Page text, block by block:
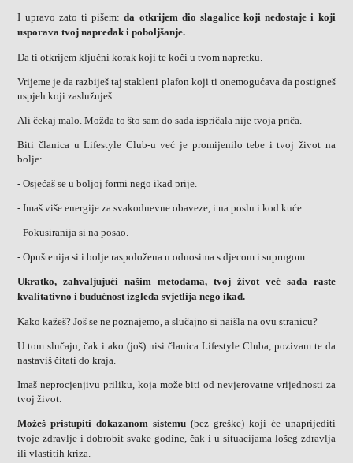
I upravo zato ti pišem:da otkrijem dio slagalice koji nedostaje i koji
usporava tvoj napredak i poboljšanje.
Da ti otkrijem ključni korak koji te koči u tvom napretku.
Vrijeme je da razbiješ taj stakleni plafon koji ti onemogućava da postigneš
uspjeh koji zaslužuješ.
Ali čekaj malo. Možda to što sam do sada ispričala nije tvoja priča.
Biti članica u Lifestyle Club-u već je promijenilo tebe i tvoj život na
bolje:
-Osjećaš se u boljoj formi nego ikad prije.
-Imaš više energije za svakodnevne obaveze, i na poslu i kod kuće.
- Fokusiranija si na posao.
-Opuštenija si i bolje raspoložena u odnosima s djecom i suprugom.
Ukratko, zahvaljujući našim metodama, tvoj život već sada raste
kvalitativno i budućnost izgleda svjetlija nego ikad.
Kako kažeš? Još se ne poznajemo, a slučajno si naišla na ovu stranicu?
U tom slučaju, čak i ako (još) nisi članica Lifestyle Cluba, pozivam te da
nastaviš čitati do kraja.
Imaš neprocjenjivu priliku, koja može biti od nevjerovatne vrijednosti za
tvoj život.
Možeš pristupiti dokazanom sistemu (bez greške) koji će unaprijediti
tvoje zdravlje i dobrobit svake godine, čak i u situacijama lošeg zdravlja
ili vlastitih kriza.